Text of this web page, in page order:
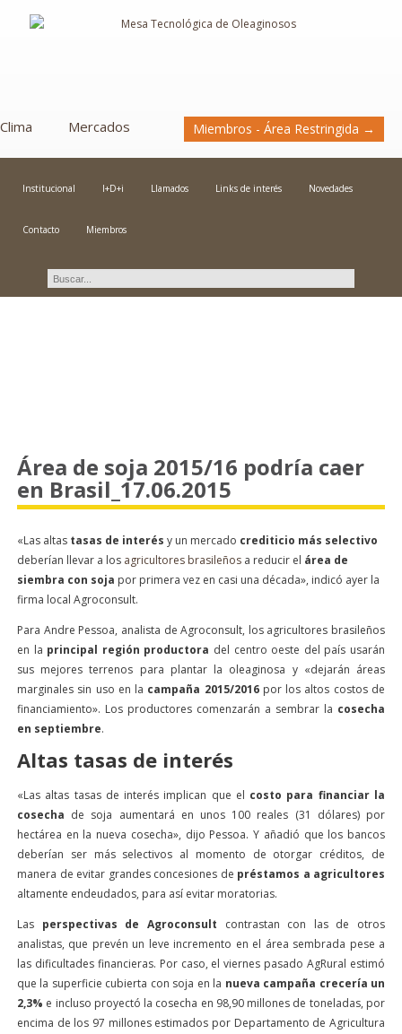
Clima Mercados Miembros - Área Restringida →
Institucional I+D+i Llamados Links de interés Novedades
Contacto Miembros
Área de soja 2015/16 podría caer
en Brasil_17.06.2015
«Las altas tasas de interés y un mercado crediticio más selectivo
deberían llevar a los agricultores brasileños a reducir el área de
siembra con soja por primera vez en casi una década», indicó ayer la
firma local Agroconsult.
Para Andre Pessoa, analista de Agroconsult, los agricultores brasileños
en la principal región productora del centro oeste del país usarán
sus mejores terrenos para plantar la oleaginosa y «dejarán áreas
marginales sin uso en la campaña 2015/2016por los altos costos de
financiamiento». Los productores comenzarán a sembrar la cosecha
en septiembre.
Altas tasas de interés
«Las altas tasas de interés implican que el costo para financiar la
cosecha de soja aumentará en unos 100 reales (31 dólares) por
hectárea en la nueva cosecha», dijo Pessoa. Y añadió que los bancos
deberían ser más selectivos al momento de otorgar créditos, de
manera de evitar grandes concesiones de préstamos a agricultores
altamente endeudados, para así evitar moratorias.
Las perspectivas de Agroconsult contrastan con las de otros
analistas, que prevén un leve incremento en el área sembrada pese a
las dificultades financieras. Por caso, el viernes pasado AgRural estimó
que la superficie cubierta con soja en la nueva campaña crecería un
2,3% e incluso proyectó la cosecha en 98,90 millones de toneladas, por
encima de los 97 millones estimados por Departamento de Agricultura